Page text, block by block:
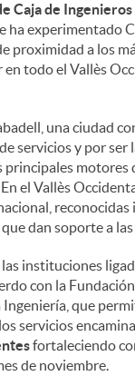
Caja de Ingenieros
ha experimentado
proximidad a los
todo el Vallès
una ciudad
servicios y por
principales
el Vallès
dan soporte a las
instituciones
con la
que
servicios
fortaleciendo
de noviembre.